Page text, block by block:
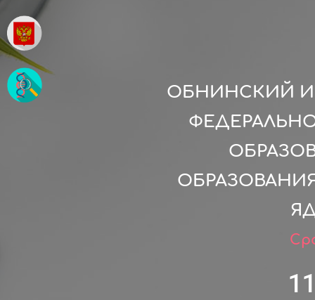
ОБНИНСКИЙ